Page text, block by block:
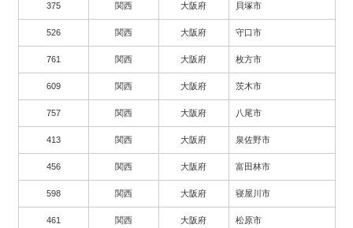
375 関西 大阪府 貝塚市
526 関西 大阪府 守口市
761 関西 大阪府 枚方市
609 関西 大阪府 茨木市
757 関西 大阪府 八尾市
413 関西 大阪府 泉佐野市
456 関西 大阪府 富田林市
598 関西 大阪府 寝屋川市
461 関西 大阪府 松原市